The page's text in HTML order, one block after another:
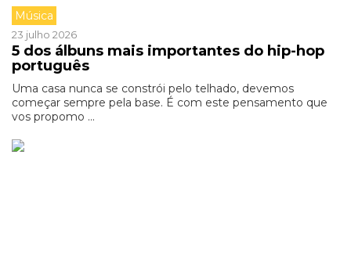
Música
23 julho 2026
5 dos álbuns mais importantes do hip-hop
português
Uma casa nunca se constrói pelo telhado, devemos
começar sempre pela base. É com este pensamento que
vos propomo ...